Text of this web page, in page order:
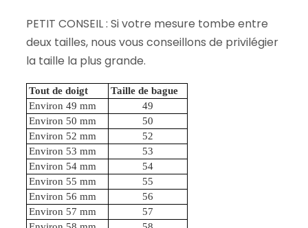
PETIT CONSEIL : Si votre mesure tombe entre
deux tailles, nous vous conseillons de privilégier
la taille la plus grande.
Tout de doigt
Taille de bague
Environ 49 mm
49
Environ 50 mm
50
Environ 52 mm
52
Environ 53 mm
53
Environ 54 mm
54
Environ 55 mm
55
Environ 56 mm
56
Environ 57 mm
57